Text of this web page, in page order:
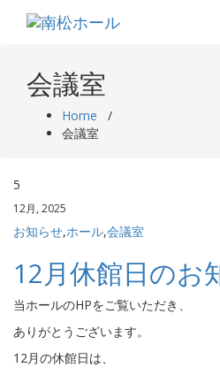
会議室
Home /
会議室
5
12月, 2025
お知らせ,ホール,会議室
12月休館日のお
当ホールのHPをご覧いただき、
ありがとうございます。
12月の休館日は、